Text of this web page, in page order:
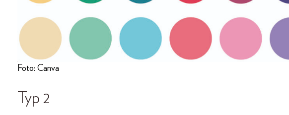
Foto: Canva
Typ 2